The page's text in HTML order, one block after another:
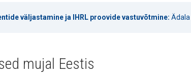
väljastamine ja IHRL proovide vastuvõtmine: Ädala
mujal Eestis